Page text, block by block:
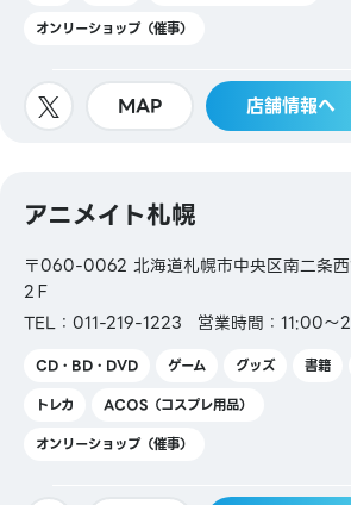
オンリーショップ（催事）
MAP 店舗情報へ
アニメイト札幌
〒060-0062 北海道札幌市中央区南二条
2Ｆ
TEL：011-219-1223
営業時間：11:00
CD・BD・DVD ゲーム グッズ 書籍
トレカ
ACOS（コスプレ用品）
オンリーショップ（催事）